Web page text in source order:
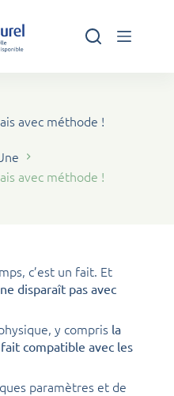
avec méthode !
avec méthode !
c’est un fait. Et
disparaît pas avec
y compris la
compatible avec les
paramètres et de